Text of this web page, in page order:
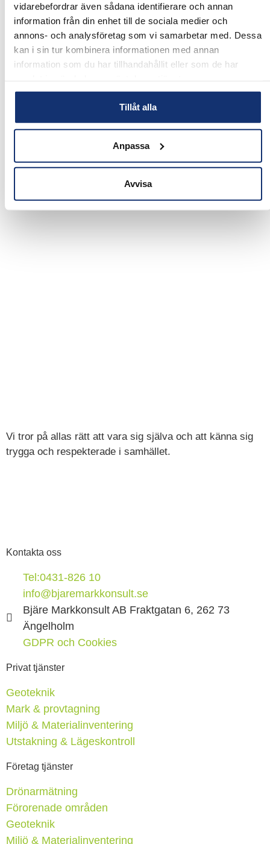
vidarebefordrar även sådana identifierare och annan
information från din enhet till de sociala medier och
annons- och analysföretag som vi samarbetar med. Dessa
kan i sin tur kombinera informationen med annan
information som du har tillhandahållit eller som de har
Tillåt alla
Anpassa
Avvisa
Vi tror på allas rätt att vara sig själva och att känna sig
trygga och respekterade i samhället.
Kontakta oss
Tel:0431-826 10
info@bjaremarkkonsult.se
Bjäre Markkonsult AB Fraktgatan 6, 262 73
Ängelholm
GDPR och Cookies
Privat tjänster
Geoteknik
Mark & provtagning
Miljö & Materialinventering
Utstakning & Lägeskontroll
Företag tjänster
Drönarmätning
Förorenade områden
Geoteknik
Miljö & Materialinventering